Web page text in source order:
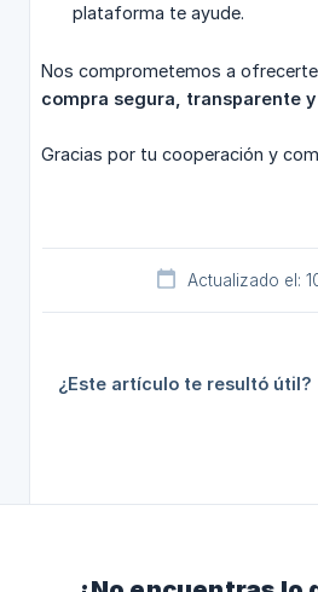
plataforma te ayude.
Nos comprometemos a ofrecerte
compra segura, transparente
Gracias por tu cooperación y
Actualizado el:
¿Este artículo te resultó útil?